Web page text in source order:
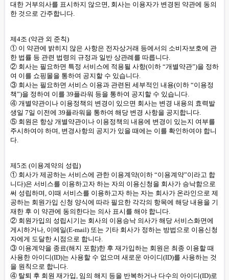
대한 거부의사를 표시하지 않으면, 회사는 이용자가 변경된 약관에 동의
한 것으로 간주합니다.
제4조 (약관 외 준칙)
① 이 약관에 밝히지 않은 사항은 전자상거래 등에서의 소비자보호에 관
한 법률 등 관련 법령의 규정과 일반 상관례를 따릅니다.
② 회사는 필요하면 특정 서비스에 적용될 사항(이하 “개별약관”)을 정하
여 이를 쇼핑몰을 통하여 공지할 수 있습니다.
③ 회사는 필요하면 서비스 이용과 관련된 세부적인 내용(이하 “이용정
책”)을 정하여 이를 39플라워 등을 통하여 공지할 수 있습니다.
④ 개별약관이나 이용정책의 변경이 있으면 회사는 변경 내용의 효력발
생일 7일 이전에 39플라워을 통하여 해당 변경 사항을 공지합니다.
⑤ 회원은 항상 개별약관이나 이용정책의 내용에 변경이 있는지 여부를
주시하여야 하며, 변경사항의 공지가 있을 때에는 이를 확인하여야 합니
다.
제5조 (이용계약의 성립)
① 회사가 제공하는 서비스에 관한 이용계약(이하 “이용계약”이라고 합
니다)은 서비스를 이용하고자 하는 자의 이용신청을 회사가 승낙함으로
써 성립하며, 이때 서비스를 이용하고자 하는 자는 회사가 온라인으로 제
공하는 회원가입 신청 양식에 따라 필요한 각각의 항목에 해당 내용을 기
재한 후 이 약관에 동의한다는 의사 표시를 해야 합니다.
② 회원가입의 성립시기는 회사의 이용승낙 의사가 해당 서비스화면에
게시하거나, 이메일(E-mail) 또는 기타 회사가 정하는 방법으로 이용신청
자에게 도달한 시점으로 합니다.
③ 이용계약을 종료(해지 포함)한 후 재가입하는 회원은 최종 이용할 때
사용한 아이디(ID)는 사용할 수 없으며 새로운 아이디(ID)를 사용하는 것
을 원칙으로 합니다.
④ 탈퇴 후 회원 재가입, 임의 해지 등을 반복하거나 다수의 아이디(ID)로